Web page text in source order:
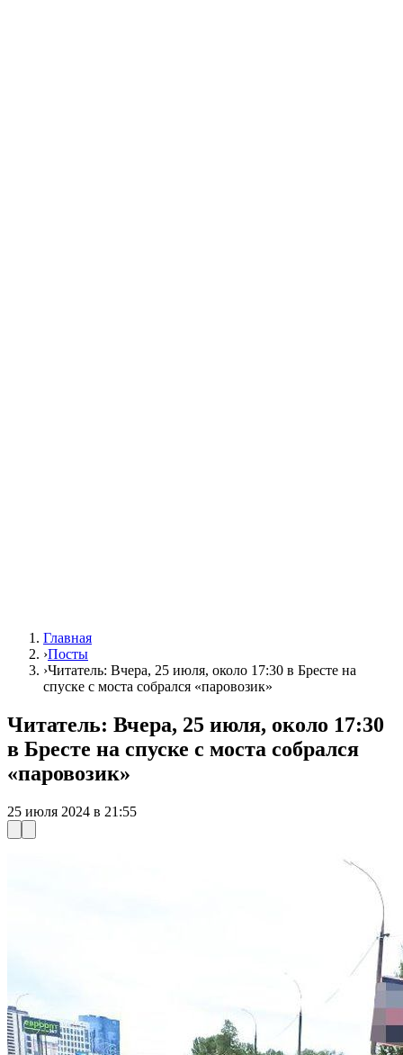
Главная
›Посты
›Читатель: Вчера, 25 июля, около 17:30 в Бресте на
спуске с моста собрался «паровозик»
Читатель: Вчера, 25 июля, около 17:30
в Бресте на спуске с моста собрался
«паровозик»
25 июля 2024 в 21:55